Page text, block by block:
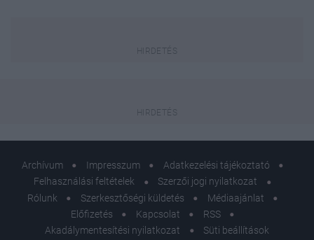
Archívum Impresszum
Adatkezelési tájékoztató
Felhasználási feltételek
Szerzői jogi nyilatkozat
Rólunk
Szerkesztőségi küldetés
Médiaajánlat
Előfizetés
Kapcsolat
RSS
Akadálymentesítési nyilatkozat
Süti beállítások